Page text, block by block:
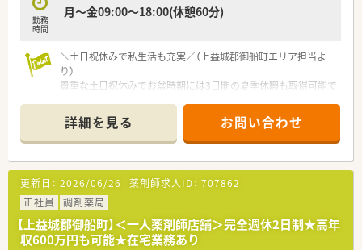
勤務
時間
月～金09:00～18:00(休憩60分)
＼土日祝休みで私生活も充実／（上益城郡御船町エリア担当よ
り）
貴重な土日祝休みでお盆時期には3日間の夏季休暇も取得可能で
したい方に最適な環境が整っています。
【店舗情報と応需状況について】
■熊本県上益城郡御船町に位置しており、最寄り駅のJR鹿児島
本線川尻駅から車で20分ほどの場所にある調剤薬局です。
■門前にある病院から主に精神科の処方箋を応需しており、1日
あたりの平均処方箋枚数は60枚ほどとなっています。
■現在は正社員2名とパート1名、さらにヘルプ1名の薬剤師が在
籍しており、事務職も正社員が1名活躍しています。
詳細を見る お問い合わせ
更新日： 2026/06/26 薬剤師求人ID： 707862
正社員
調剤薬局
【上益城郡御船町】＜一人薬剤師店舗＞完全週休2日制★高年
収600万円も可能★在宅業務あり